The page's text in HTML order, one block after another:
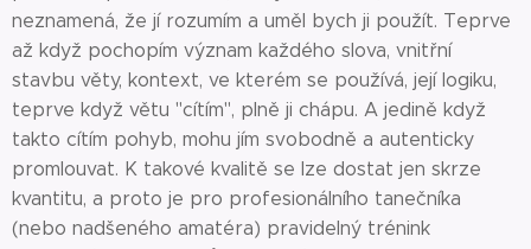
neznamená, že jí rozumím a uměl bych ji použít. Teprve
až když pochopím význam každého slova, vnitřní
stavbu věty, kontext, ve kterém se používá, její logiku,
teprve když větu "cítím", plně ji chápu. A jedině když
takto cítím pohyb, mohu jím svobodně a autenticky
promlouvat. K takové kvalitě se lze dostat jen skrze
kvantitu, a proto je pro profesionálního tanečníka
(nebo nadšeného amatéra) pravidelný trénink